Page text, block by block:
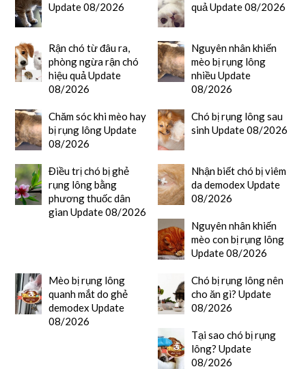
Update 08/2026
quả Update 08/2026
Rận chó từ đâu ra,
phòng ngừa rận chó
hiệu quả Update
08/2026
Nguyên nhân khiến
mèo bị rụng lông
nhiều Update
08/2026
Chăm sóc khi mèo hay
bị rụng lông Update
08/2026
Chó bị rụng lông sau
sinh Update 08/2026
Điều trị chó bị ghẻ
rụng lông bằng
phương thuốc dân
gian Update 08/2026
Nhận biết chó bị viêm
da demodex Update
08/2026
Nguyên nhân khiến
mèo con bị rụng lông
Update 08/2026
Mèo bị rụng lông
quanh mắt do ghẻ
demodex Update
08/2026
Chó bị rụng lông nên
cho ăn gì? Update
08/2026
Tại sao chó bị rụng
lông? Update
08/2026